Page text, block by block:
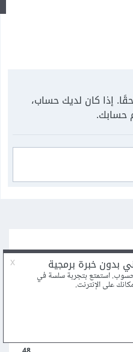
إذا كان لديك حساب،
حسابك.
195